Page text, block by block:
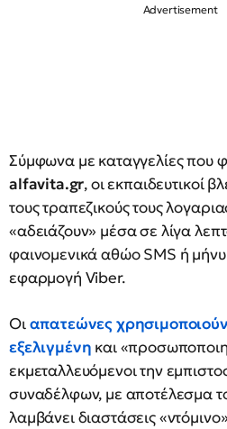
Σύμφωνα με καταγγελίες που
alfavita.gr, οι εκπαιδευτικοί
τους τραπεζικούς τους
«αδειάζουν» μέσα σε λίγα
φαινομενικά αθώο SMS ή
εφαρμογή Viber.
Οιαπατεώνες χρησιμοποιούν
εξελιγμένη και
εκμεταλλευόμενοι την
συναδέλφων, με αποτέλεσμα
λαμβάνει διαστάσεις